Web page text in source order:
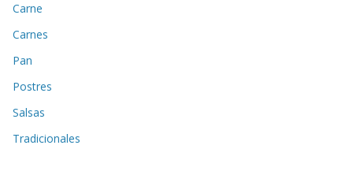
Carne
Carnes
Pan
Postres
Salsas
Tradicionales